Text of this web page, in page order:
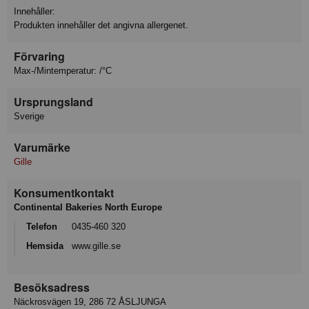
Innehåller:
Produkten innehåller det angivna allergenet.
Förvaring
Max-/Mintemperatur: /°C
Ursprungsland
Sverige
Varumärke
Gille
Konsumentkontakt
Continental Bakeries North Europe
Telefon
0435-460 320
Hemsida
www.gille.se
Besöksadress
Näckrosvägen 19, 286 72 ÅSLJUNGA